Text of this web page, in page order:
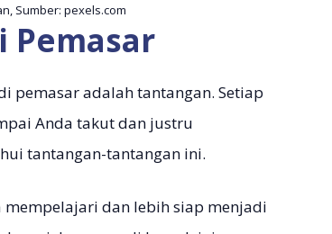
Sumber: pexels.com
Pemasar
pemasar adalah tantangan. Setiap
Anda takut dan justru
tantangan-tantangan ini.
dan lebih siap menjadi